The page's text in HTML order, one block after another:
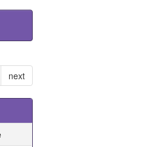
next